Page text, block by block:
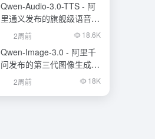
Qwen-Audio-3.0-TTS - 阿
里通义发布的旗舰级语音合
成大模型
2周前 18.6K
Qwen-Image-3.0 - 阿里千
问发布的第三代图像生成基
础模型
2周前 18K